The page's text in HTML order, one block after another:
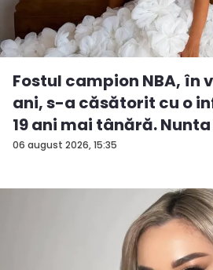
06 august 2026, 15:35
Fostul campion NBA, în
ani, s-a căsătorit cu o
19 ani mai tânără.